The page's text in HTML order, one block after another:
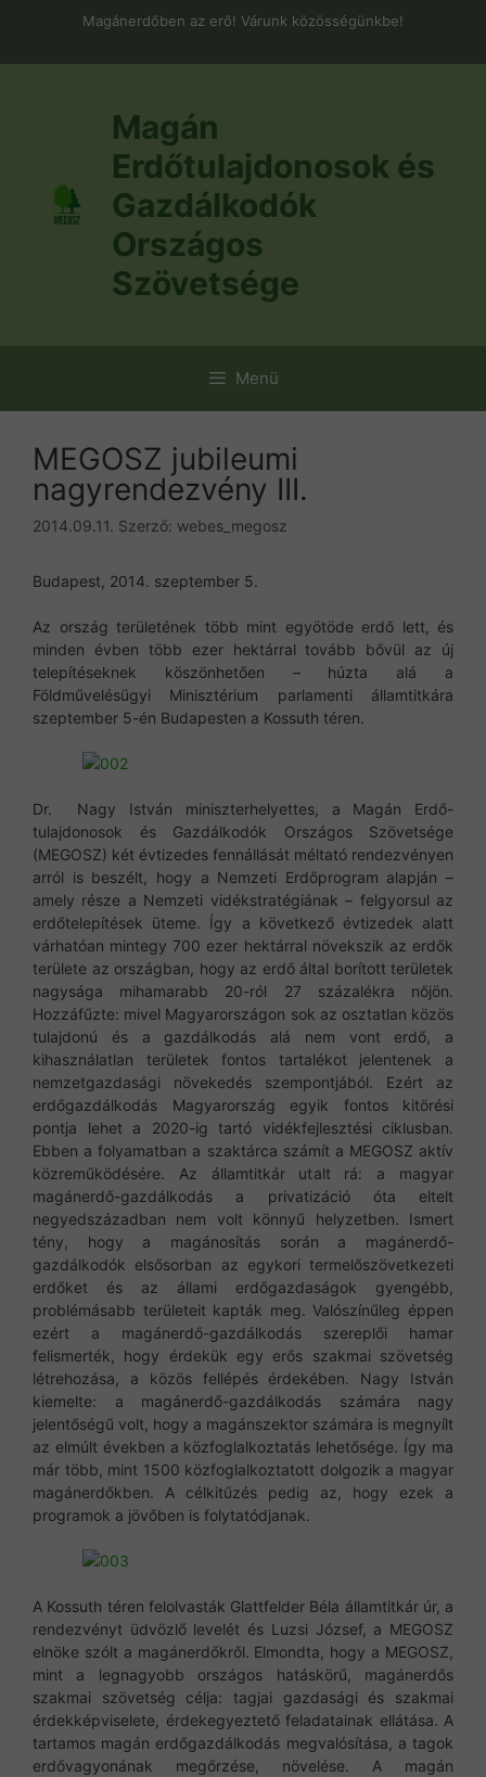
Magánerdőben az erő! Várunk közösségünkbe!
Magán
Erdőtulajdonosok és
Gazdálkodók
Országos
Szövetsége
Menü
MEGOSZ jubileumi
nagyrendezvény III.
2014.09.11. Szerző: webes_megosz
Budapest, 2014. szeptember 5.
Az ország területének több mint egyötöde erdő lett, és
minden évben több ezer hektárral tovább bővül az új
telepítéseknek köszönhetően – húzta alá a
Földművelésügyi Minisztérium parlamenti államtitkára
szeptember 5-én Budapesten a Kossuth téren.
Dr. Nagy István miniszterhelyettes, a Magán Erdő-
tulajdonosok és Gazdálkodók Országos Szövetsége
(MEGOSZ) két évtizedes fennállását méltató rendezvényen
arról is beszélt, hogy a Nemzeti Erdőprogram alapján –
amely része a Nemzeti vidékstratégiának – felgyorsul az
erdőtelepítések üteme. Így a következő évtizedek alatt
várhatóan mintegy 700 ezer hektárral növekszik az erdők
területe az országban, hogy az erdő által borított területek
nagysága mihamarabb 20-ról 27 százalékra nőjön.
Hozzáfűzte: mivel Magyarországon sok az osztatlan közös
tulajdonú és a gazdálkodás alá nem vont erdő, a
kihasználatlan területek fontos tartalékot jelentenek a
nemzetgazdasági növekedés szempontjából. Ezért az
erdőgazdálkodás Magyarország egyik fontos kitörési
pontja lehet a 2020-ig tartó vidékfejlesztési ciklusban.
Ebben a folyamatban a szaktárca számít a MEGOSZ aktív
közreműködésére. Az államtitkár utalt rá: a magyar
magánerdő-gazdálkodás a privatizáció óta eltelt
negyedszázadban nem volt könnyű helyzetben. Ismert
tény, hogy a magánosítás során a magánerdő-
gazdálkodók elsősorban az egykori termelőszövetkezeti
erdőket és az állami erdőgazdaságok gyengébb,
problémásabb területeit kapták meg. Valószínűleg éppen
ezért a magánerdő-gazdálkodás szereplői hamar
felismerték, hogy érdekük egy erős szakmai szövetség
létrehozása, a közös fellépés érdekében. Nagy István
kiemelte: a magánerdő-gazdálkodás számára nagy
jelentőségű volt, hogy a magánszektor számára is megnyílt
az elmúlt években a közfoglalkoztatás lehetősége. Így ma
már több, mint 1500 közfoglalkoztatott dolgozik a magyar
magánerdőkben. A célkitűzés pedig az, hogy ezek a
programok a jövőben is folytatódjanak.
A Kossuth téren felolvasták Glattfelder Béla államtitkár úr, a
rendezvényt üdvözlő levelét és Luzsi József, a MEGOSZ
elnöke szólt a magánerdőkről. Elmondta, hogy a MEGOSZ,
mint a legnagyobb országos hatáskörű, magánerdős
szakmai szövetség célja: tagjai gazdasági és szakmai
érdekképviselete, érdekegyeztető feladatainak ellátása. A
tartamos magán erdőgazdálkodás megvalósítása, a tagok
erdővagyonának megőrzése, növelése. A magán